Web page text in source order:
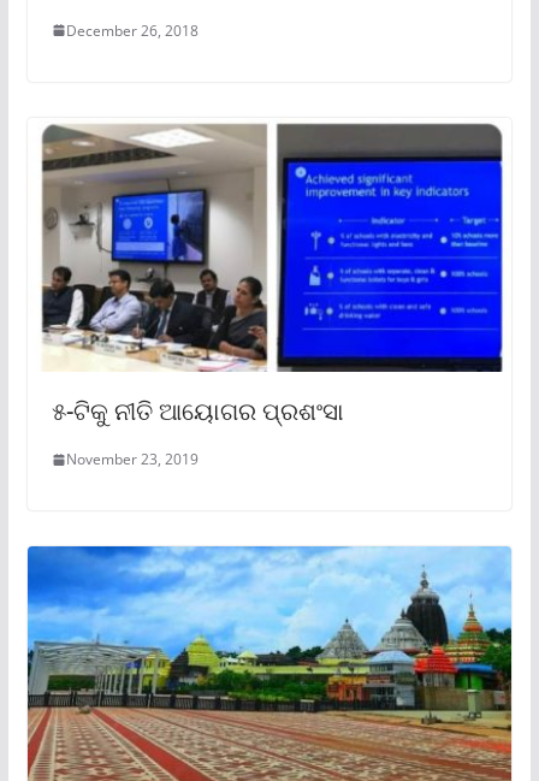
December 26, 2018
୫-ଟିକୁ ନୀତି ଆୟୋଗର ପ୍ରଶଂସା
November 23, 2019